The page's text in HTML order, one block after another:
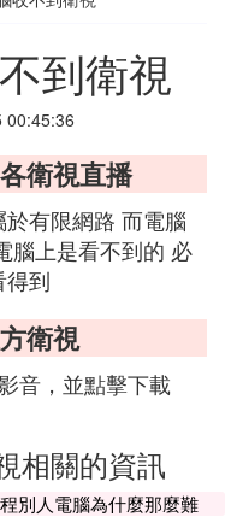
到衛視
00:45:36
衛視直播
有限網路 而電腦
腦上是看不到的 必
得到
衛視
音，並點擊下載
相關的資訊
別人電腦為什麼那麼難